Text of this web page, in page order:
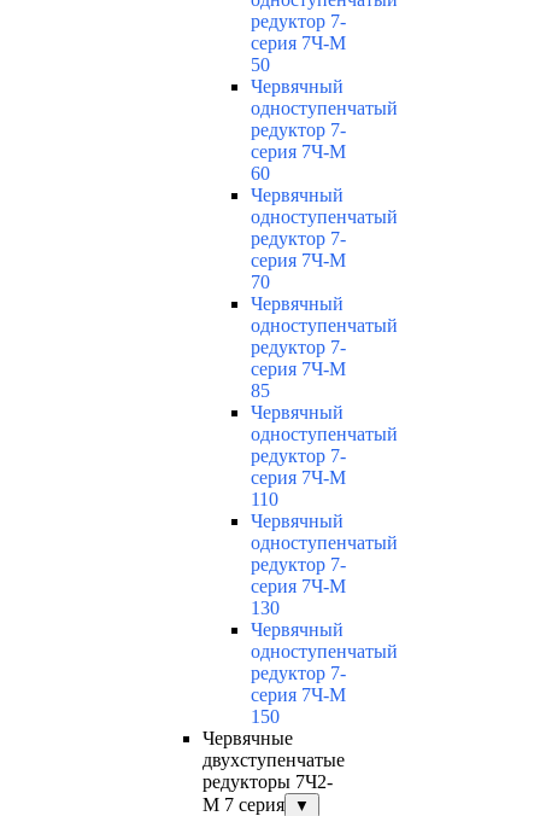
редуктор 7-
серия 7Ч-М
50
Червячный
одноступенчатый
редуктор 7-
серия 7Ч-М
60
Червячный
одноступенчатый
редуктор 7-
серия 7Ч-М
70
Червячный
одноступенчатый
редуктор 7-
серия 7Ч-М
85
Червячный
одноступенчатый
редуктор 7-
серия 7Ч-М
110
Червячный
одноступенчатый
редуктор 7-
серия 7Ч-М
130
Червячный
одноступенчатый
редуктор 7-
серия 7Ч-М
150
Червячные
двухступенчатые
редукторы 7Ч2-
М 7 серия
▼